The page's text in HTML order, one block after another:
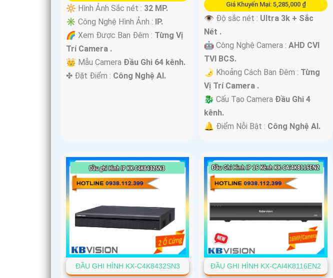
🔆 Hình Ảnh Sắc nét : 32 MP.
✳️ Công Nghệ Hình Ảnh : IP.
🌈 Xem Được Ban Đêm : Từng Vị
Trí Camera .
👑 Mẫu Camera Đầu Ghi 64 kênh.
️✤ Đặt Điểm : Công Nghệ AI.
Giá Khuyến Mại: 5,285,000 ₫
👁 Độ sắc nét : Ultra 3k + Sắc
Nét .
🤖️ Công Nghệ Camera :AHD CVI
TVI BCS.
🌛 Khoảng Cách Ban Đêm : Từng
Vị Trí Camera .
🐉️ Cấu Tạo Camera Đầu Ghi 4
kênh.
️🔔 Điểm Nỗi Bật : Công Nghệ AI.
ĐẦU GHI HÌNH KX-C4K8432SN3 ĐẦU GHI HÌNH KX-CAI4K8116EN2